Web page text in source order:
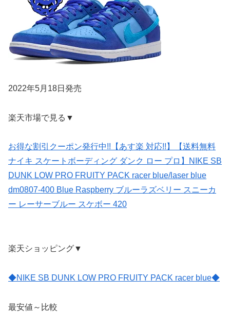
2022年5月18日発売
楽天市場で見る▼
お得な割引クーポン発行中!!【あす楽 対応!!】【送料無料
ナイキ スケートボーディング ダンク ロー プロ】NIKE SB
DUNK LOW PRO FRUITY PACK racer blue/laser blue
dm0807-400 Blue Raspberry ブルーラズベリー スニーカ
ー レーサーブルー スケボー 420
楽天ショッピング▼
◆NIKE SB DUNK LOW PRO FRUITY PACK racer blue◆
最安値～比較